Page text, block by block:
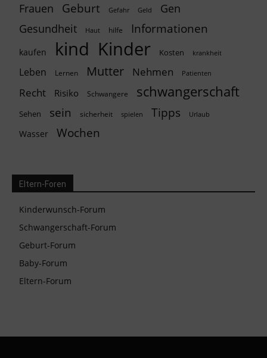
Frauen Geburt Gefahr Geld
Gen
Gesundheit
Haut hilfe Informationen
kaufen kind Kinder Kosten krankheit
Leben Lernen Mutter Nehmen Patienten
Recht Risiko Schwangere schwangerschaft
Sehen sein sicherheit spielen Tipps Urlaub
Wasser Wochen
Eltern-Foren
Kinderwunsch-Forum
Schwangerschaft-Forum
Geburt-Forum
Baby-Forum
Eltern-Forum